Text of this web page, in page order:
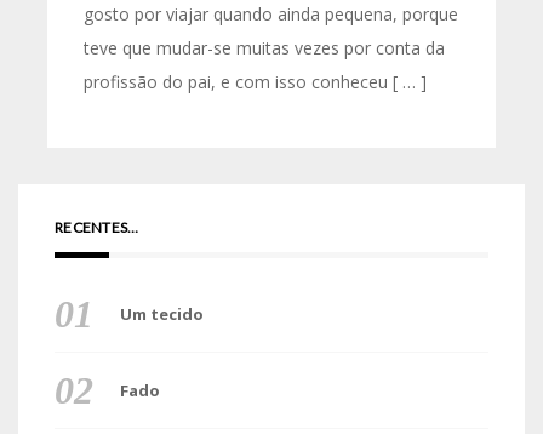
gosto por viajar quando ainda pequena, porque
teve que mudar-se muitas vezes por conta da
profissão do pai, e com isso conheceu [ … ]
RECENTES…
Um tecido
Fado